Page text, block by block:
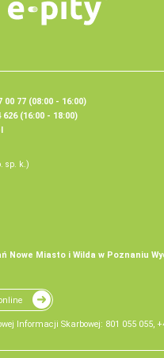
77 (08:00 - 16:00)
(16:00 - 18:00)
sp. k.)
Nowe Miasto i Wilda w Poznaniu
Informacji Skarbowej: 801 055 055,